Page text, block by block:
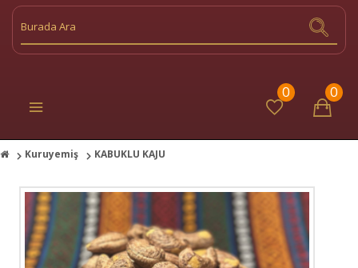
0 0
Kuruyemiş KABUKLU KAJU